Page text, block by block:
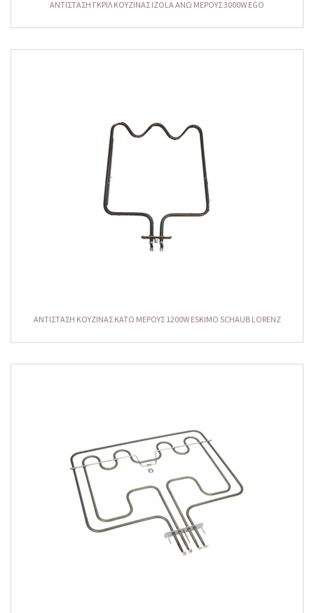
ΑΝΤΙΣΤΑΣΗ ΓΚΡΙΛ ΚΟΥΖΙΝΑΣ IZOLA ΑΝΩ ΜΕΡΟΥΣ 3000W EGO
ΑΝΤΙΣΤΑΣΗ ΚΟΥΖΙΝΑΣ ΚΑΤΩ ΜΕΡΟΥΣ 1200W ESKIMO SCHAUB LORENZ